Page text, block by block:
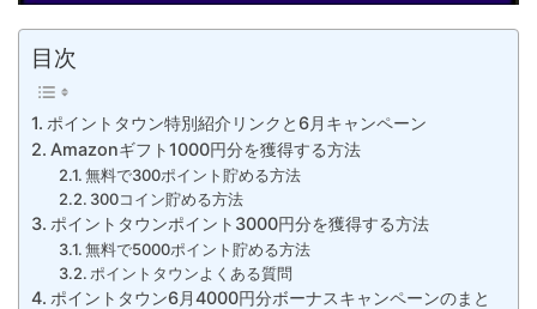
目次
ポイントタウン特別紹介リンクと6月キャンペーン
Amazonギフト1000円分を獲得する方法
無料で300ポイント貯める方法
300コイン貯める方法
ポイントタウンポイント3000円分を獲得する方法
無料で5000ポイント貯める方法
ポイントタウンよくある質問
ポイントタウン6月4000円分ボーナスキャンペーンのまと